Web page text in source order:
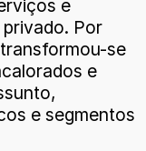
e
Por
se
e
e segmentos